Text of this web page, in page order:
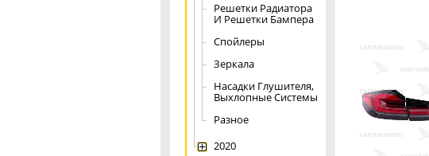
Решетки Радиатора
И Решетки Бампера
Спойлеры
Зеркала
Насадки Глушителя,
Выхлопные Системы
Разное
2020